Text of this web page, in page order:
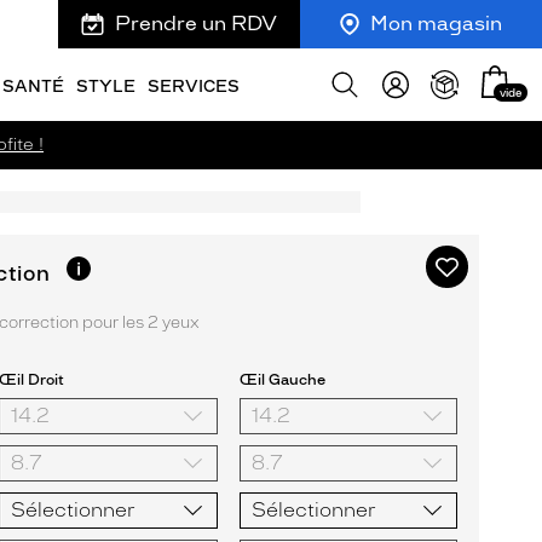
Prendre un RDV Mon magasin
SANTÉ STYLE SERVICES
Afficher
Mon
panier
vide
!
Ajouter
à
Plus
d’informations
l’option
pour les 2 yeux
Œil Droit Œil Gauche